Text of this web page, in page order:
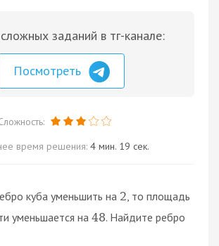
заданий в тг-канале:
Посмотреть
время решения: 4 мин. 19 сек.
куба уменьшить на 2 , то площадь
уменьшается на 48. Найдите ребро